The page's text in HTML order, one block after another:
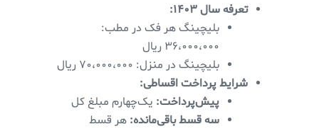
تعرفه سال ۱۴۰۳:
بلیچینگ هر فک در مطب:
۳۶،۰۰۰،۰۰۰ ریال
بلیچینگ در منزل: ۷۰،۰۰۰،۰۰۰ ریال
شرایط پرداخت اقساطی:
پیش‌پرداخت: یک‌چهارم مبلغ کل
سه قسط باقی‌مانده: هر قسط